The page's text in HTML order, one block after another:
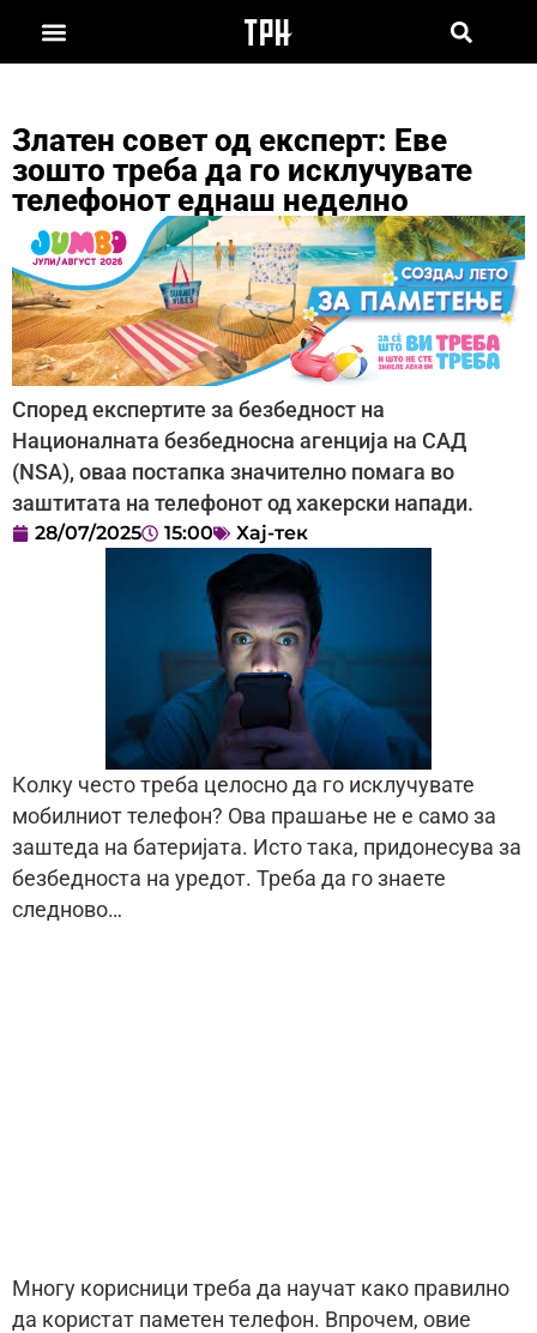
Златен совет од експерт: Еве
зошто треба да го исклучувате
телефонот еднаш неделно
Според експертите за безбедност на
Националната безбедносна агенција на САД
(NSA), оваа постапка значително помага во
заштитата на телефонот од хакерски напади.
28/07/2025 15:00 Хај-тек
Колку често треба целосно да го исклучувате
мобилниот телефон? Ова прашање не е само за
заштеда на батеријата. Исто така, придонесува за
безбедноста на уредот. Треба да го знаете
следново…
Многу корисници треба да научат како правилно
да користат паметен телефон. Впрочем, овие